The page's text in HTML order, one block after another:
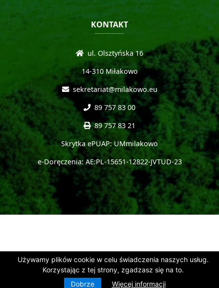
Używamy plików cookie w celu świadczenia naszych usług.
Korzystając z tej strony, zgadzasz się na to.
Dobrze
Więcej informacji
KONTAKT
ul. Olsztyńska 16
14-310 Miłakowo
sekretariat@milakowo.eu
89 757 83 00
89 757 83 21
Skrytka ePUAP: UMmilakowo
e-Doręczenia: AE:PL-15651-12822-JVTUD-23